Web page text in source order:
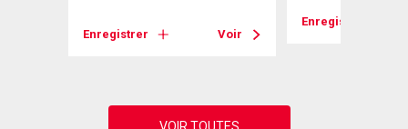
Enregistrer Voir
Enregistrer